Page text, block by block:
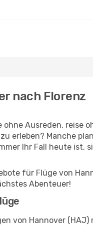
nach Florenz
ohne Ausreden, reise
erleben? Manche
Ihr Fall heute ist,
für Flüge von
Abenteuer!
von Hannover